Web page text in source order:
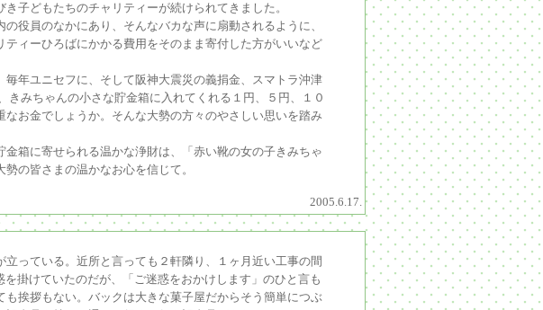
子どもたちのチャリティーが続けられてきました。
役員のなかにあり、そんなバカな声に扇動されるように、
ィーひろばにかかる費用をそのまま寄付した方がいいなど
年ユニセフに、そして阪神大震災の義捐金、スマトラ沖津
みちゃんの小さな貯金箱に入れてくれる１円、５円、１０
お金でしょうか。そんな大勢の方々のやさしい思いを踏み
箱に寄せられる温かな浄財は、「赤い靴の女の子きみちゃ
の皆さまの温かなお心を信じて。
2005.6.17.
っている。近所と言っても２軒隣り、１ヶ月近い工事の間
掛けていたのだが、「ご迷惑をおかけします」のひと言も
挨拶もない。バックは大きな菓子屋だからそう簡単につぶ